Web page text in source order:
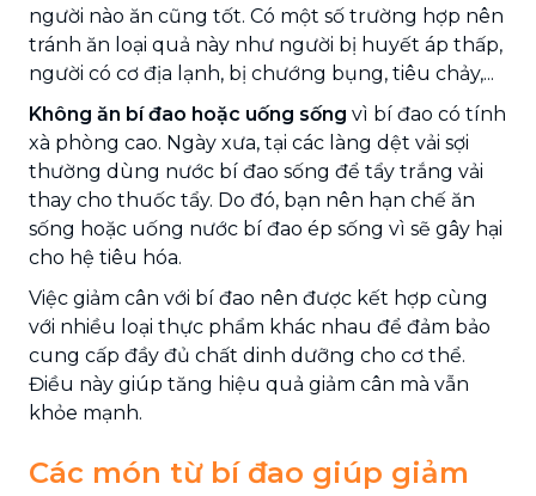
người nào ăn cũng tốt. Có một số trường hợp nên
tránh ăn loại quả này như người bị huyết áp thấp,
người có cơ địa lạnh, bị chướng bụng, tiêu chảy,...
Không ăn bí đao hoặc uống sống vì bí đao có tính
xà phòng cao. Ngày xưa, tại các làng dệt vải sợi
thường dùng nước bí đao sống để tẩy trắng vải
thay cho thuốc tẩy. Do đó, bạn nên hạn chế ăn
sống hoặc uống nước bí đao ép sống vì sẽ gây hại
cho hệ tiêu hóa.
Việc giảm cân với bí đao nên được kết hợp cùng
với nhiều loại thực phẩm khác nhau để đảm bảo
cung cấp đầy đủ chất dinh dưỡng cho cơ thể.
Điều này giúp tăng hiệu quả giảm cân mà vẫn
khỏe mạnh.
Các món từ bí đao giúp giảm